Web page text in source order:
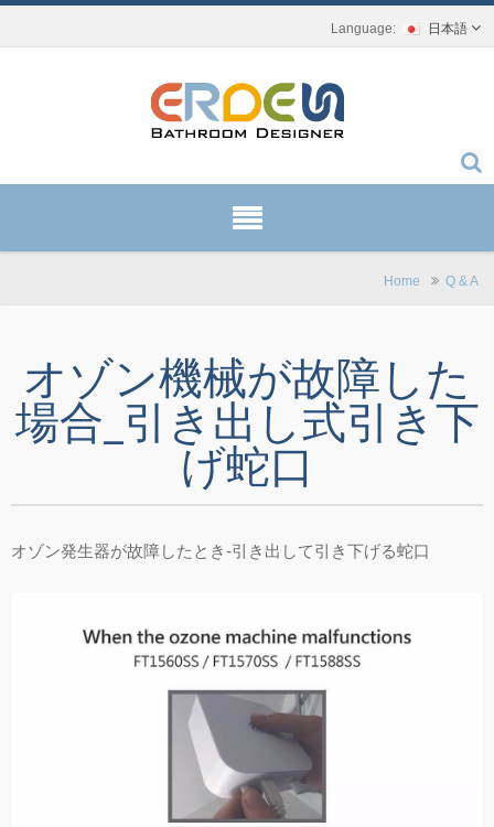
日本語
Home Q & A
オゾン機械が故障した
場合_引き出し式引き下
げ蛇口
オゾン発生器が故障したとき-引き出して引き下げる蛇口